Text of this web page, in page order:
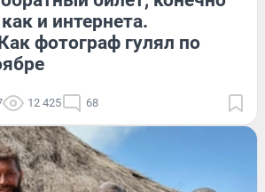
и интернета.
фотограф гулял по
12 425 68